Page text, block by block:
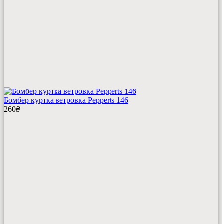
Бомбер куртка ветровка Pepperts 146
260₴